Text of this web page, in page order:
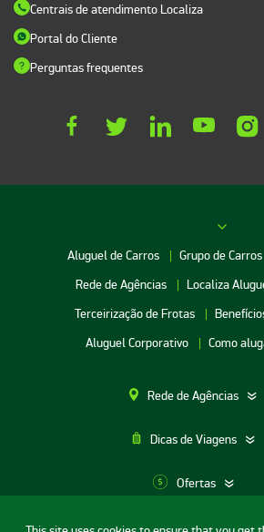
Centrais de atendimento Localiza
Portal do Cliente
Perguntas frequentes
Aluguel de Carros Grupo de Carros
Rede de Agências
Localiza
Terceirização de Frotas
Aluguel Corporativo
Como
Rede de Agências
Dicas de Viagens
Ofertas